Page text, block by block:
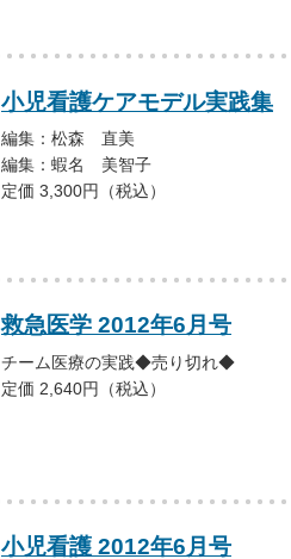
小児看護ケアモデル実践集
編集：松森 直美
編集：蝦名 美智子
定価 3,300円（税込）
救急医学 2012年6月号
チーム医療の実践◆売り切れ◆
定価 2,640円（税込）
小児看護 2012年6月号